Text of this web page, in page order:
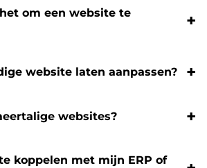
om een website te
website laten aanpassen?
websites?
koppelen met mijn ERP of